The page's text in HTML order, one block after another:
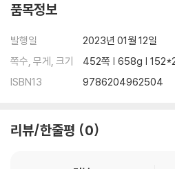
품목정보
발행일
2023년 01월 12일
쪽수, 무게, 크기
452쪽 | 658g |
ISBN13
9786204962504
리뷰/한줄평 0